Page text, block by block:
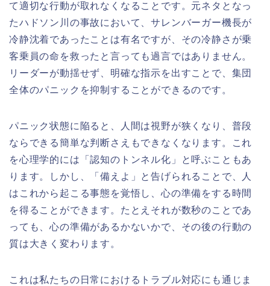
て適切な行動が取れなくなることです。元ネタとなっ
たハドソン川の事故において、サレンバーガー機長が
冷静沈着であったことは有名ですが、その冷静さが乗
客乗員の命を救ったと言っても過言ではありません。
リーダーが動揺せず、明確な指示を出すことで、集団
全体のパニックを抑制することができるのです。
パニック状態に陥ると、人間は視野が狭くなり、普段
ならできる簡単な判断さえもできなくなります。これ
を心理学的には「認知のトンネル化」と呼ぶこともあ
ります。しかし、「備えよ」と告げられることで、人
はこれから起こる事態を覚悟し、心の準備をする時間
を得ることができます。たとえそれが数秒のことであ
っても、心の準備があるかないかで、その後の行動の
質は大きく変わります。
これは私たちの日常におけるトラブル対応にも通じま